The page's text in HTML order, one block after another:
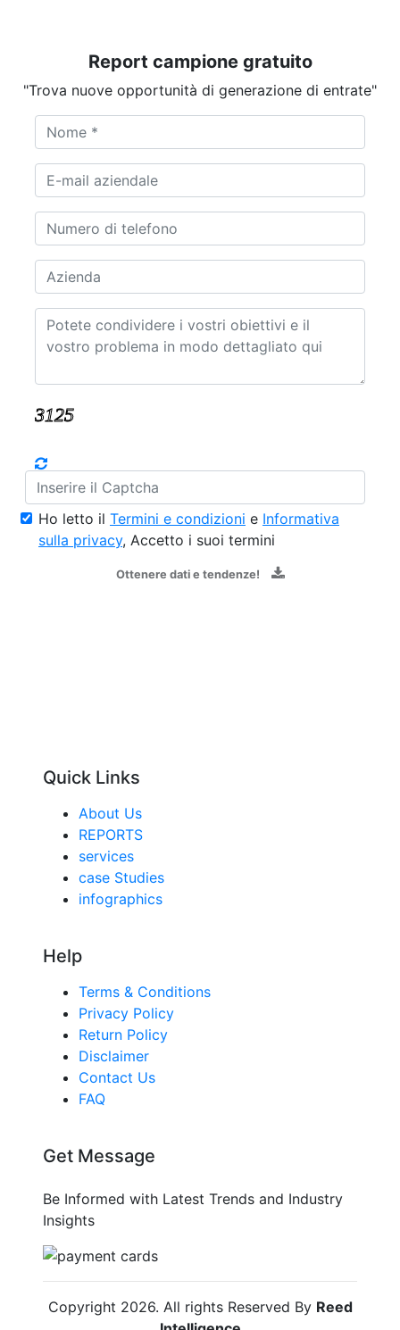
Report campione gratuito
"Trova nuove opportunità di generazione di entrate"
Ho letto il Termini e condizioni e Informativa
sulla privacy, Accetto i suoi termini
Ottenere dati e tendenze!
Quick Links
About Us
REPORTS
services
case Studies
infographics
Help
Terms & Conditions
Privacy Policy
Return Policy
Disclaimer
Contact Us
FAQ
Get Message
Be Informed with Latest Trends and Industry
Insights
Copyright 2026. All rights Reserved By Reed